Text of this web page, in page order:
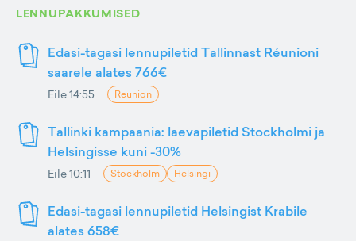
LENNUPAKKUMISED
Edasi-tagasi lennupiletid Tallinnast Réunioni
saarele alates 766€
Eile 14:55 Reunion
Tallinki kampaania: laevapiletid Stockholmi ja
Helsingisse kuni -30%
Eile 10:11 Stockholm Helsingi
Edasi-tagasi lennupiletid Helsingist Krabile
alates 658€